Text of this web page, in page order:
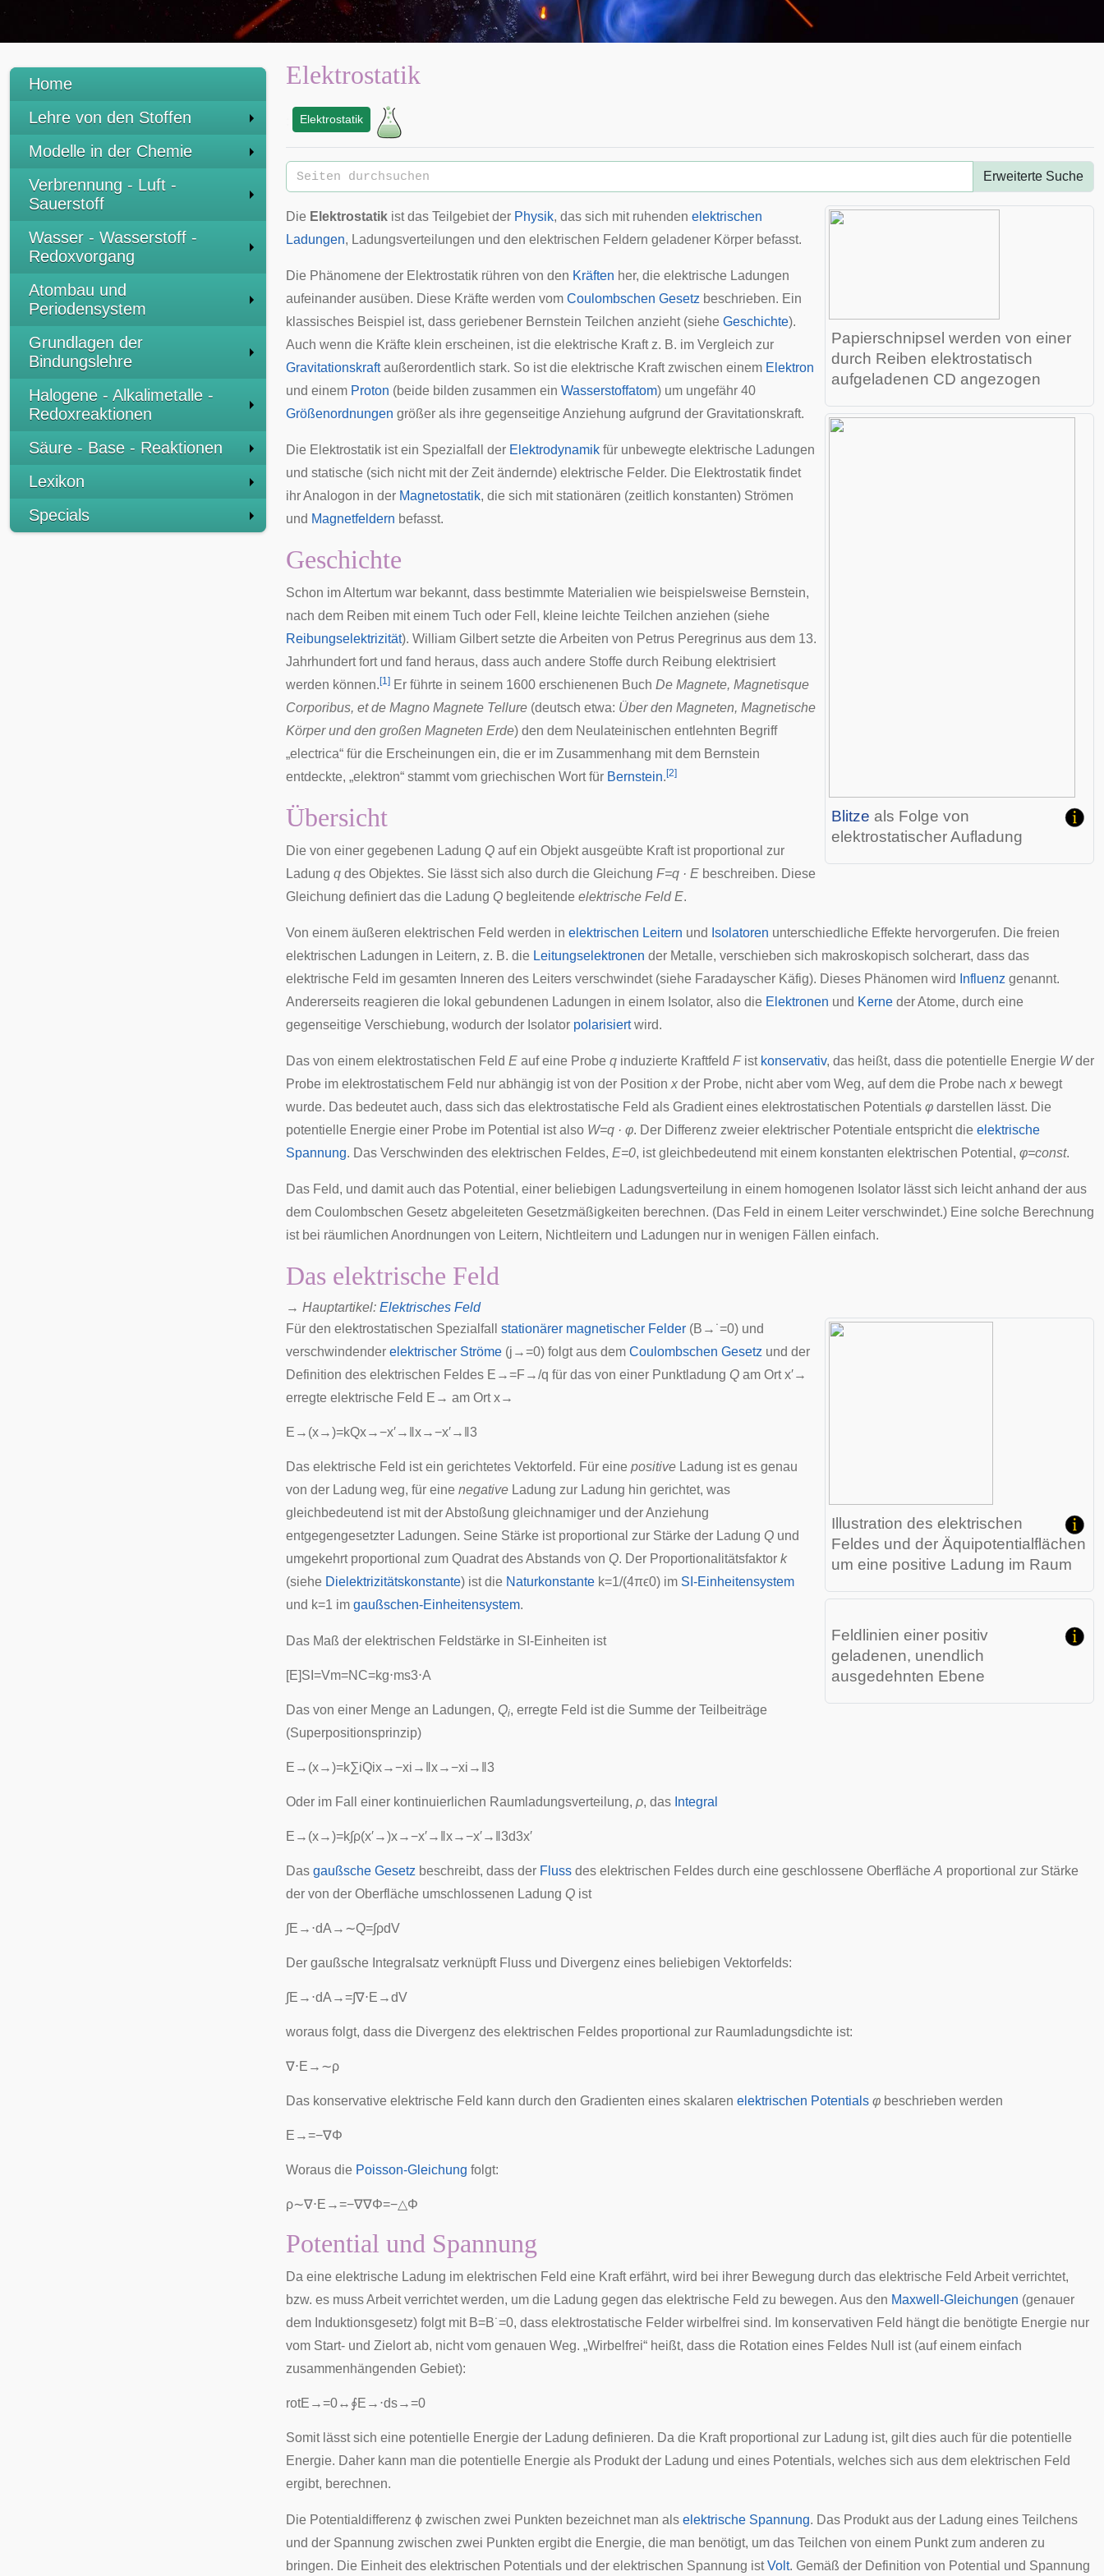
Home
Lehre von den Stoffen
Modelle in der Chemie
Verbrennung - Luft -
Sauerstoff
Wasser - Wasserstoff -
Redoxvorgang
Atombau und
Periodensystem
Grundlagen der
Bindungslehre
Halogene - Alkalimetalle -
Redoxreaktionen
Säure - Base - Reaktionen
Lexikon
Specials
Elektrostatik
Elektrostatik
Erweiterte Suche
Papierschnipsel werden von einer
durch Reiben elektrostatisch
aufgeladenen CD angezogen
Blitze als Folge von
elektrostatischer Aufladung
Die Elektrostatik ist das Teilgebiet der Physik, das sich mit ruhenden elektrischen
Ladungen, Ladungsverteilungen und den elektrischen Feldern geladener Körper befasst.
Die Phänomene der Elektrostatik rühren von den Kräften her, die elektrische Ladungen
aufeinander ausüben. Diese Kräfte werden vom Coulombschen Gesetz beschrieben. Ein
klassisches Beispiel ist, dass geriebener Bernstein Teilchen anzieht (siehe Geschichte).
Auch wenn die Kräfte klein erscheinen, ist die elektrische Kraft z. B. im Vergleich zur
Gravitationskraftaußerordentlich stark. So ist die elektrische Kraft zwischen einem Elektron
und einem Proton (beide bilden zusammen ein Wasserstoffatom) um ungefähr 40
Größenordnungen größer als ihre gegenseitige Anziehung aufgrund der Gravitationskraft.
Die Elektrostatik ist ein Spezialfall der Elektrodynamik für unbewegte elektrische Ladungen
und statische (sich nicht mit der Zeit ändernde) elektrische Felder. Die Elektrostatik findet
ihrAnalogon in der Magnetostatik, die sich mit stationären (zeitlich konstanten) Strömen
und Magnetfeldern befasst.
Geschichte
Schon imAltertum war bekannt, dass bestimmte Materialien wie beispielsweise Bernstein,
nach dem Reiben mit einem Tuch oder Fell, kleine leichte Teilchen anziehen (siehe
Reibungselektrizität). William Gilbertsetzte die Arbeiten von Petrus Peregrinus aus dem 13.
Jahrhundert fort und fand heraus, dass auch andere Stoffe durch Reibung elektrisiert
werden können. [1] Er führte in seinem 1600 erschienenen Buch De Magnete, Magnetisque
Corporibus, et de Magno Magnete Tellure (deutsch etwa: Über den Magneten, Magnetische
Körper und den großen Magneten Erde) den dem Neulateinischen entlehnten Begriff
„electrica“ für die Erscheinungen ein, die er im Zusammenhang mit dem Bernstein
entdeckte, „elektron“ stammt vom griechischen Wort für Bernstein. [2]
Übersicht
Die von einer gegebenen Ladung Q auf ein Objekt ausgeübte Kraft ist proportional zur
Ladung q des Objektes. Sie lässt sich also durch die Gleichung F=q · E beschreiben. Diese
Gleichung definiert das die Ladung Q begleitende elektrische Feld E.
Von einem äußeren elektrischen Feld werden in elektrischen Leitern und Isolatoren unterschiedliche Effekte hervorgerufen. Die freien
elektrischen Ladungen in Leitern, z. B. die Leitungselektronen der Metalle, verschieben sich makroskopisch solcherart, dass das
elektrische Feld im gesamten Inneren des Leiters verschwindet (siehe Faradayscher Käfig). Dieses Phänomen wird Influenz genannt.
Andererseits reagieren die lokal gebundenen Ladungen in einem Isolator, also die Elektronen und Kerne der Atome, durch eine
gegenseitige Verschiebung, wodurch der Isolator polarisiertwird.
Das von einem elektrostatischen Feld E auf eine Probe q induzierte Kraftfeld Fist konservativ, das heißt, dass die potentielle Energie Wder
Probe im elektrostatischem Feld nur abhängig ist von der Position x der Probe, nicht aber vom Weg, auf dem die Probe nach x bewegt
wurde. Das bedeutet auch, dass sich das elektrostatische Feld als Gradienteines elektrostatischen Potentials φ darstellen lässt. Die
potentielle Energie einer Probe im Potential ist also W=q · φ. Der Differenz zweier elektrischer Potentiale entspricht die elektrische
Spannung. Das Verschwinden des elektrischen Feldes, E=0, ist gleichbedeutend mit einem konstanten elektrischen Potential, φ=const.
Das Feld, und damit auch das Potential, einer beliebigen Ladungsverteilung in einem homogenen Isolator lässt sich leicht anhand der aus
dem Coulombschen Gesetz abgeleiteten Gesetzmäßigkeiten berechnen. (Das Feld in einem Leiter verschwindet.) Eine solche Berechnung
ist bei räumlichen Anordnungen von Leitern, Nichtleitern und Ladungen nur in wenigen Fällen einfach.
Das elektrische Feld
→ Hauptartikel: Elektrisches Feld
Illustration des elektrischen
Feldes und der Äquipotentialflächen
um eine positive Ladung im Raum
Feldlinien einer positiv
geladenen, unendlich
ausgedehnten Ebene
Für den elektrostatischen Spezialfall stationärer magnetischer Felder (B → ˙=0) und
verschwindender elektrischer Ströme (j →=0) folgt aus dem Coulombschen Gesetz und der
Definition des elektrischen Feldes E →=F →/q für das von einer Punktladung Q am Ortx′→
erregte elektrische Feld E → am Ortx→
E → (x→)=kQx→−x′→ x→−x′→ 3
Das elektrische Feld ist ein gerichtetes Vektorfeld. Für eine positive Ladung ist es genau
von der Ladung weg, für eine negative Ladung zur Ladung hin gerichtet, was
gleichbedeutend ist mit der Abstoßung gleichnamiger und der Anziehung
entgegengesetzter Ladungen. Seine Stärke ist proportional zur Stärke der Ladung Q und
umgekehrt proportional zum Quadrat des Abstands von Q. Der Proportionalitätsfaktor k
(siehe Dielektrizitätskonstante) ist die Naturkonstante k=1/(4πϵ0) im SI-Einheitensystem
und k=1 im gaußschen-Einheitensystem.
Das Maß der elektrischen Feldstärke in SI-Einheiten ist
[E]S =Vm=N C=kg⋅ms3⋅A
Das von einer Menge an Ladungen, Qi, erregte Feld ist die Summe der Teilbeiträge
(Superpositionsprinzip)
E → (x→)=k∑iQix→−xi → x→−xi → 3
Oder im Fall einer kontinuierlichen Raumladungsverteilung, ρ, das Integral
E → (x→)=k∫ρ(x′→)x→−x′→ x→−x′→ 3d3x′
Das gaußsche Gesetz beschreibt, dass der Fluss des elektrischen Feldes durch eine geschlossene Oberfläche A proportional zur Stärke
der von der Oberfläche umschlossenen Ladung Q ist
∫E → ⋅dA → ∼Q=∫ρdV
Der gaußsche Integralsatz verknüpft Fluss und Divergenz eines beliebigen Vektorfelds:
∫E → ⋅dA →=∫∇⋅E →dV
woraus folgt, dass die Divergenz des elektrischen Feldes proportional zur Raumladungsdichte ist:
∇⋅E → ∼ρ
Das konservative elektrische Feld kann durch den Gradienten eines skalaren elektrischen Potentials φ beschrieben werden
E →=−∇Φ
Woraus die Poisson-Gleichung folgt:
ρ∼∇⋅E →=−∇∇Φ=−△Φ
Potential und Spannung
Da eine elektrische Ladung im elektrischen Feld eine Kraft erfährt, wird bei ihrer Bewegung durch das elektrische Feld Arbeit verrichtet,
bzw. es muss Arbeit verrichtet werden, um die Ladung gegen das elektrische Feld zu bewegen. Aus den Maxwell-Gleichungen (genauer
dem Induktionsgesetz) folgt mit B=B˙=0, dass elektrostatische Felder wirbelfrei sind. Im konservativen Feld hängt die benötigte Energie nur
vom Start- und Zielort ab, nicht vom genauen Weg. „Wirbelfrei“ heißt, dass die Rotation eines Feldes Null ist (auf einem einfach
zusammenhängenden Gebiet):
rotE →=0↔ ∮E → ⋅ds→=0
Somit lässt sich eine potentielle Energie der Ladung definieren. Da die Kraft proportional zur Ladung ist, gilt dies auch für die potentielle
Energie. Daher kann man die potentielle Energie als Produkt der Ladung und eines Potentials, welches sich aus dem elektrischen Feld
ergibt, berechnen.
Die Potentialdifferenz ϕ zwischen zwei Punkten bezeichnet man als elektrische Spannung. Das Produkt aus der Ladung eines Teilchens
und der Spannung zwischen zwei Punkten ergibt die Energie, die man benötigt, um das Teilchen von einem Punkt zum anderen zu
bringen. Die Einheit des elektrischen Potentials und der elektrischen Spannung istVolt. Gemäß der Definition von Potential und Spannung